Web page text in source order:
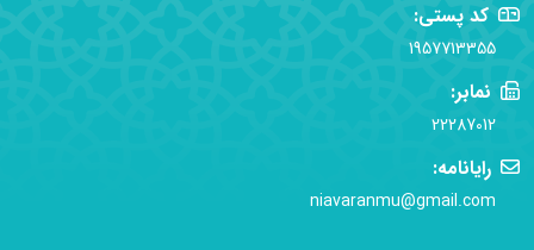
کد پستی:
1957713355
نمابر:
22287012
رایانامه:
niavaranmu@gmail.com